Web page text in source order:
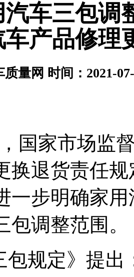
车三包调
车产品修
质量网 时间：2021-
国家市场监
换退货责任
一步明确家
包调整范围。
包规定》提出